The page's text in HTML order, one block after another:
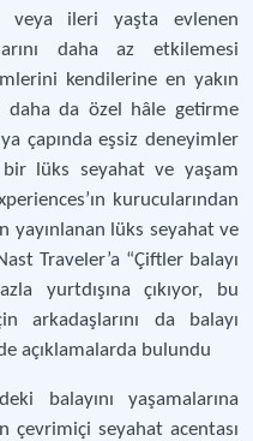
veya ileri yaşta evlenen
daha az etkilemesi
kendilerine en yakın
daha da özel hâle getirme
çapında eşsiz deneyimler
bir lüks seyahat ve yaşam
kurucularından
yayınlanan lüks seyahat ve
Traveler’a “Çiftler balayı
yurtdışına çıkıyor, bu
arkadaşlarını da balayı
açıklamalarda bulundu
balayını yaşamalarına
çevrimiçi seyahat acentası